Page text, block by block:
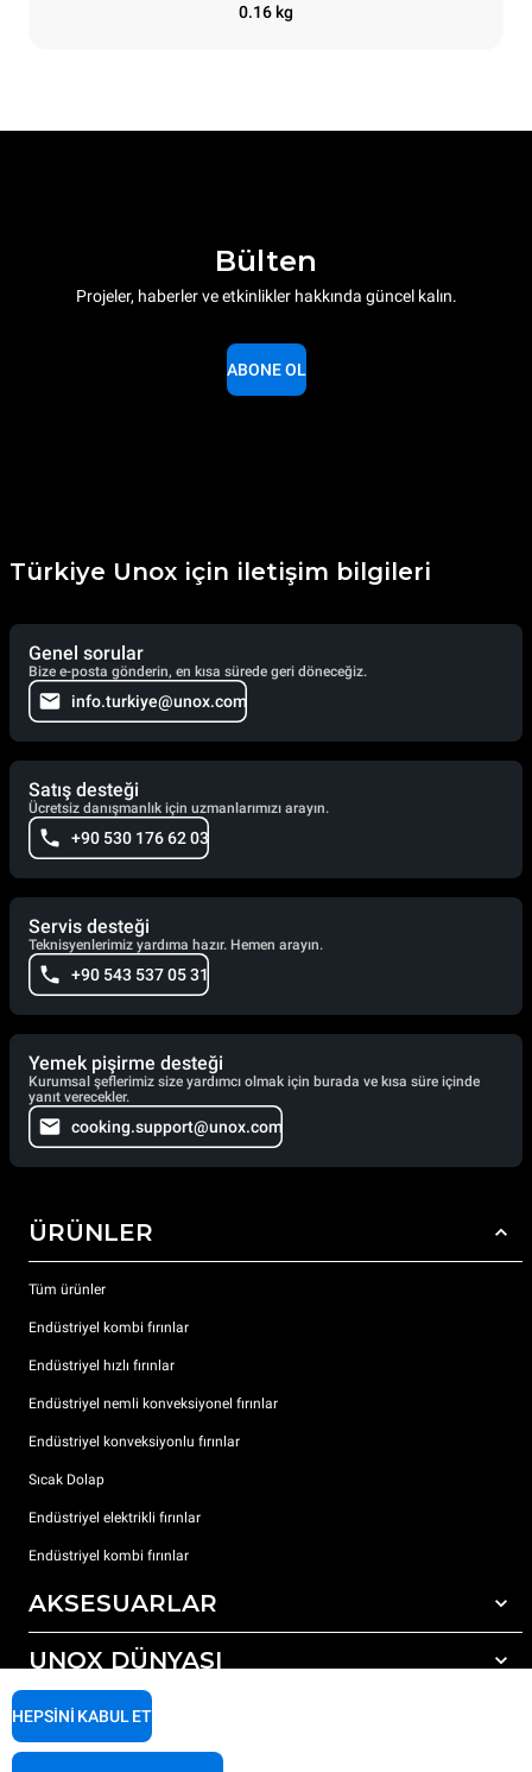
0.16 kg
Bülten
Projeler, haberler ve etkinlikler hakkında güncel kalın.
ABONE OL
Türkiye Unox için iletişim bilgileri
Genel sorular
Bize e-posta gönderin, en kısa sürede geri döneceğiz.
info.turkiye@unox.com
Satış desteği
Ücretsiz danışmanlık için uzmanlarımızı arayın.
+90 530 176 62 03
Servis desteği
Teknisyenlerimiz yardıma hazır. Hemen arayın.
+90 543 537 05 31
Yemek pişirme desteği
Kurumsal şeflerimiz size yardımcı olmak için burada ve kısa süre içinde
yanıt verecekler.
cooking.support@unox.com
ÜRÜNLER
Tüm ürünler
Endüstriyel kombi fırınlar
Endüstriyel hızlı fırınlar
Endüstriyel nemli konveksiyonel fırınlar
Endüstriyel konveksiyonlu fırınlar
Sıcak Dolap
Endüstriyel elektrikli fırınlar
Endüstriyel kombi fırınlar
AKSESUARLAR
Tüm aksesuarlar
Otomatik yıkama için deterjanlar
Elle yıkama için deterjanlar
UNOX DÜNYASI
Dünyadaki ofislerimizx
DESTEK
HEPSINI KABUL ET